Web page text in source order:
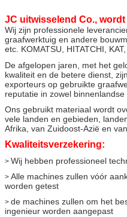
JC uitwisselend Co., wordt
Wij zijn professionele
graafwerktuig en andere
etc. KOMATSU, HITATCHI,
De afgelopen jaren, met het
kwaliteit en de betere dienst,
exporteurs op gebruikte
reputatie in zowel binnenlandse
Ons gebruikt materiaal wordt
vele landen en gebieden,
Afrika, van Zuidoost-Azië en
Kwaliteitsverzekering:
> Wij hebben professioneel
> Alle machines zullen vóór
worden getest
> de machines zullen om het
ingenieur worden aangepast